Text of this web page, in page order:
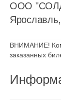
ООО
ВНИМАНИЕ!
заказанных